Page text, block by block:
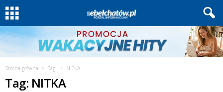
Strona główna Tagi NITKA
Tag: NITKA